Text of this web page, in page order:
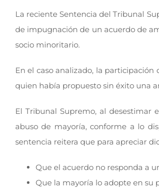
La reciente Sentencia del Tribunal
de impugnación de un acuerdo de
socio minoritario.
En el caso analizado, la
quien había propuesto sin éxito una
El Tribunal Supremo, al desestimar
abuso de mayoría, conforme a lo
sentencia reitera que para apreciar
Que el acuerdo no responda a
Que la mayoría lo adopte en su